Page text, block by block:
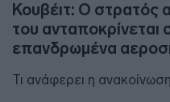
Κουβέιτ: Ο στρατός
του ανταποκρίνεται
επανδρωμένα
Τι ανάφερει η ανακοίνωση